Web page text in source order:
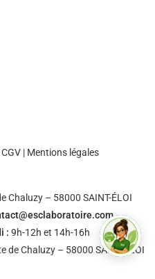
CGV| Mentions légales
Chaluzy – 58000 SAINT-ÉLOI
: 9h-12h et 14h-16h
de Chaluzy – 58000 SAINT-ÉLOI